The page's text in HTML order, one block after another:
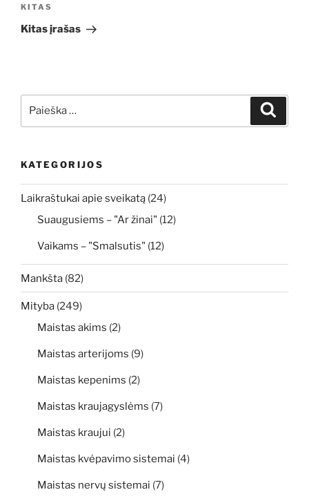
Kitas
įrašas
KITAS
Kitas įrašas
KATEGORIJOS
Laikraštukai apie sveikatą (24)
Suaugusiems – "Ar žinai" (12)
Vaikams – "Smalsutis" (12)
Mankšta (82)
Mityba (249)
Maistas akims (2)
Maistas arterijoms (9)
Maistas kepenims (2)
Maistas kraujagyslėms (7)
Maistas kraujui (2)
Maistas kvėpavimo sistemai (4)
Maistas nervų sistemai (7)